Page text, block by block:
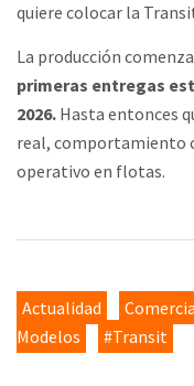
quiere colocar la
La producción
primeras entregas
2026. Hasta entonces
real, comportamiento
operativo en flotas.
Actualidad
Modelos
#Transit